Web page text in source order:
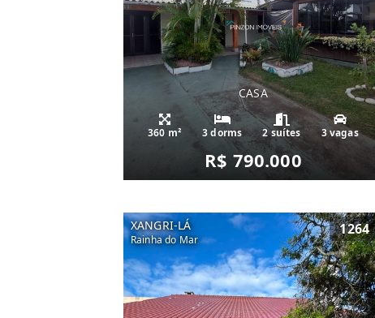
CASA
360 m² 3 dorms 2 suítes 3 vagas
R$ 790.000
XANGRI-LÁ
Rainha do Mar
1264